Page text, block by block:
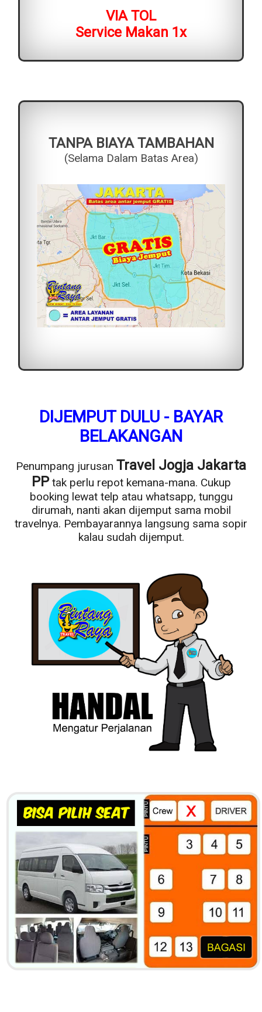
VIA TOL
Service Makan 1x
TANPA BIAYA TAMBAHAN
(Selama Dalam Batas Area)
DIJEMPUT DULU - BAYAR
BELAKANGAN
Penumpang jurusan Travel Jogja Jakarta
PPtak perlu repot kemana-mana. Cukup
booking lewat telp atau whatsapp, tunggu
dirumah, nanti akan dijemput sama mobil
travelnya. Pembayarannya langsung sama sopir
kalau sudah dijemput.